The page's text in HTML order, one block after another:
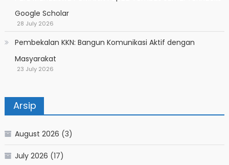
Google Scholar
28 July 2026
Pembekalan KKN: Bangun Komunikasi Aktif dengan
Masyarakat
23 July 2026
Arsip
August 2026 (3)
July 2026 (17)